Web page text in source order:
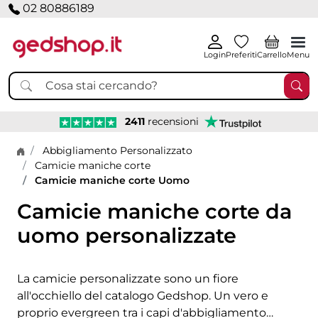
02 80886189
LoginPreferitiCarrelloMenu
2411 recensioni
Home page
Abbigliamento Personalizzato
Camicie maniche corte
Camicie maniche corte Uomo
Camicie maniche corte da
uomo personalizzate
La camicie personalizzate sono un fiore
all'occhiello del catalogo Gedshop. Un vero e
proprio evergreen tra i capi d'abbigliamento